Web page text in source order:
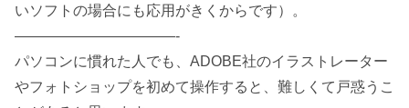
いソフトの場合にも応用がきくからです）。
———————————-
パソコンに慣れた人でも、ADOBE社のイラストレーター
やフォトショップを初めて操作すると、難しくて戸惑うこ